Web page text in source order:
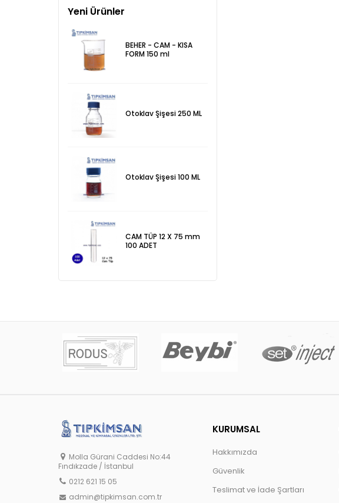
Yeni Ürünler
BEHER - CAM - KISA
FORM 150 ml
Otoklav Şişesi 250 ML
Otoklav Şişesi 100 ML
CAM TÜP 12 X 75 mm
100 ADET
Molla Gürani Caddesi No:44
Fındıkzade / İstanbul
0212 621 15 05
admin@tipkimsan.com.tr
KURUMSAL
Hakkımızda
Güvenlik
Teslimat ve İade Şartları